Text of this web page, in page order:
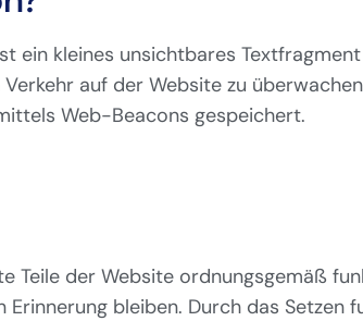
ein kleines unsichtbares
auf der Website zu
Web-Beacons gespeichert.
Teile der Website ordnungsgemäß
bleiben. Durch das Setzen